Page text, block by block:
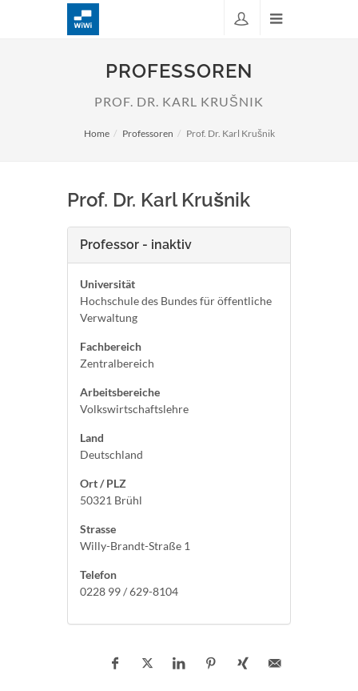
PROFESSOREN
PROF. DR. KARL KRUŠNIK
Home Professoren Prof. Dr. Karl Krušnik
Prof. Dr. Karl Krušnik
Professor - inaktiv
Universität
Hochschule des Bundes für öffentliche
Verwaltung
Fachbereich
Zentralbereich
Arbeitsbereiche
Volkswirtschaftslehre
Land
Deutschland
Ort / PLZ
50321 Brühl
Strasse
Willy-Brandt-Straße 1
Telefon
0228 99 / 629-8104